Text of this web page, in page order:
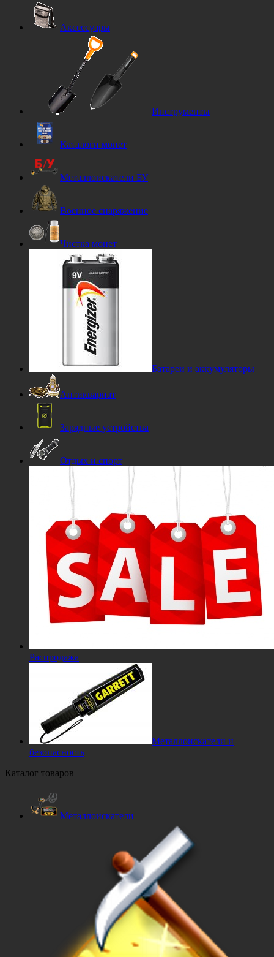
Аксессуары
Инструменты
Каталоги монет
Металлоискатели БУ
Военное снаряжение
Чистка монет
Батареи и аккумуляторы
Антиквариат
Зарядные устройства
Отдых и спорт
Распродажа
Металлоискатели и
безопасность
Каталог товаров
Металлоискатели